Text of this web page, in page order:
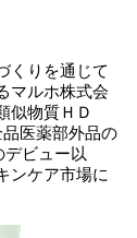
くりを通じて
マルホ株式会
似物質ＨＤ
医薬部外品の
ビュー以
ンケア市場に